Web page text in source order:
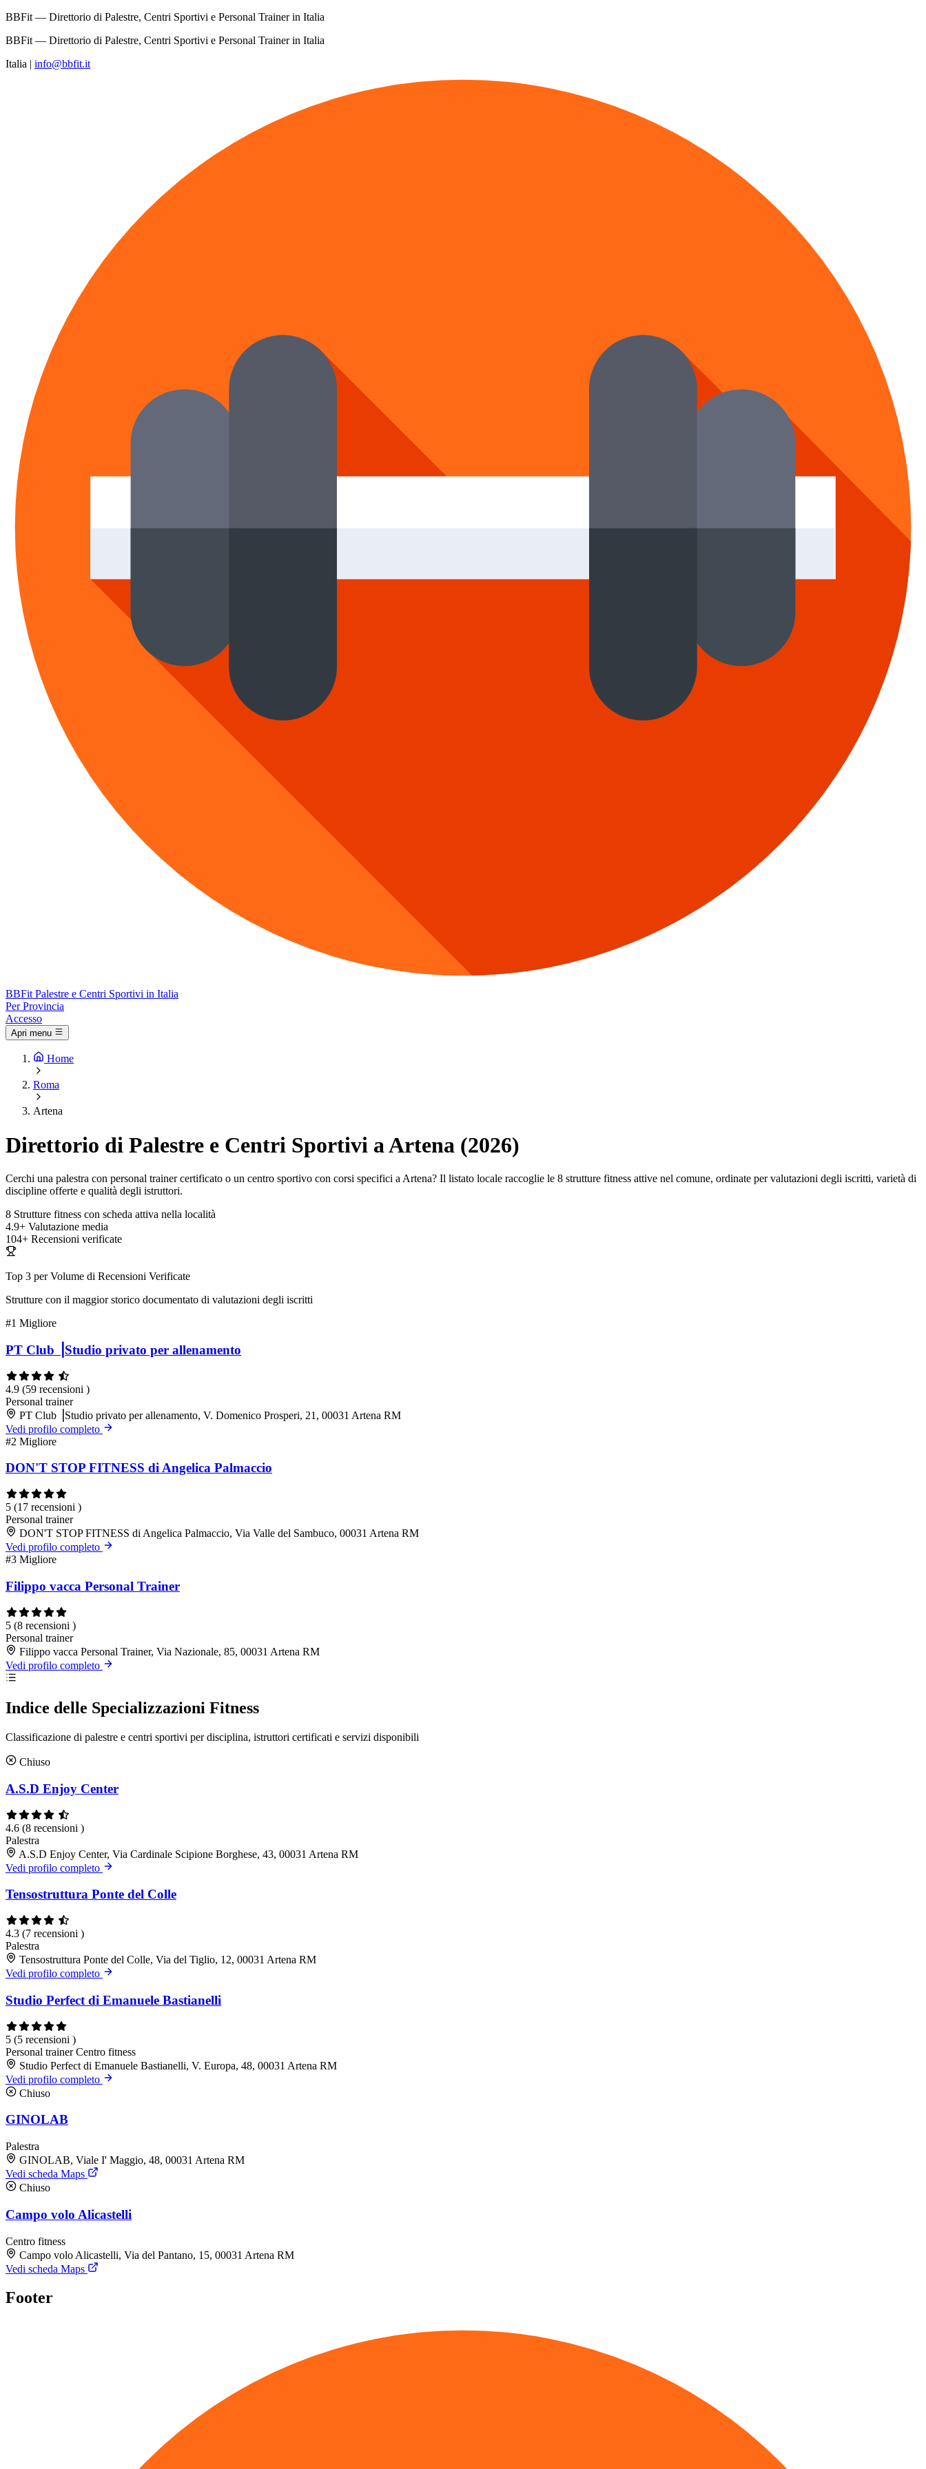
BBFit — Direttorio di Palestre, Centri Sportivi e Personal Trainer in Italia
BBFit — Direttorio di Palestre, Centri Sportivi e Personal Trainer in Italia
Italia | info@bbfit.it
BBFit Palestre e Centri Sportivi in Italia
Per Provincia
Accesso
Apri menu
Home
Roma
Artena
Direttorio di Palestre e Centri Sportivi a Artena (2026)
Cerchi una palestra con personal trainer certificato o un centro sportivo con corsi specifici a Artena? Il listato locale raccoglie le 8 strutture fitness attive nel comune, ordinate per valutazioni degli iscritti, varietà di
discipline offerte e qualità degli istruttori.
8 Strutture fitness con scheda attiva nella località
4.9+ Valutazione media
104+ Recensioni verificate
Top 3 per Volume di Recensioni Verificate
Strutture con il maggior storico documentato di valutazioni degli iscritti
#1 Migliore
PT Club ⎥Studio privato per allenamento
4.9 (59 recensioni )
Personal trainer
PT Club ⎥Studio privato per allenamento, V. Domenico Prosperi, 21, 00031 Artena RM
Vedi profilo completo
#2 Migliore
DON'T STOP FITNESS di Angelica Palmaccio
5 (17 recensioni )
Personal trainer
DON'T STOP FITNESS di Angelica Palmaccio, Via Valle del Sambuco, 00031 Artena RM
Vedi profilo completo
#3 Migliore
Filippo vacca Personal Trainer
5 (8 recensioni )
Personal trainer
Filippo vacca Personal Trainer, Via Nazionale, 85, 00031 Artena RM
Vedi profilo completo
Indice delle Specializzazioni Fitness
Classificazione di palestre e centri sportivi per disciplina, istruttori certificati e servizi disponibili
Chiuso
A.S.D Enjoy Center
4.6 (8 recensioni )
Palestra
A.S.D Enjoy Center, Via Cardinale Scipione Borghese, 43, 00031 Artena RM
Vedi profilo completo
Tensostruttura Ponte del Colle
4.3 (7 recensioni )
Palestra
Tensostruttura Ponte del Colle, Via del Tiglio, 12, 00031 Artena RM
Vedi profilo completo
Studio Perfect di Emanuele Bastianelli
5 (5 recensioni )
Personal trainerCentro fitness
Studio Perfect di Emanuele Bastianelli, V. Europa, 48, 00031 Artena RM
Vedi profilo completo
Chiuso
GINOLAB
Palestra
GINOLAB, Viale I' Maggio, 48, 00031 Artena RM
Vedi scheda Maps
Chiuso
Campo volo Alicastelli
Centro fitness
Campo volo Alicastelli, Via del Pantano, 15, 00031 Artena RM
Vedi scheda Maps
Footer